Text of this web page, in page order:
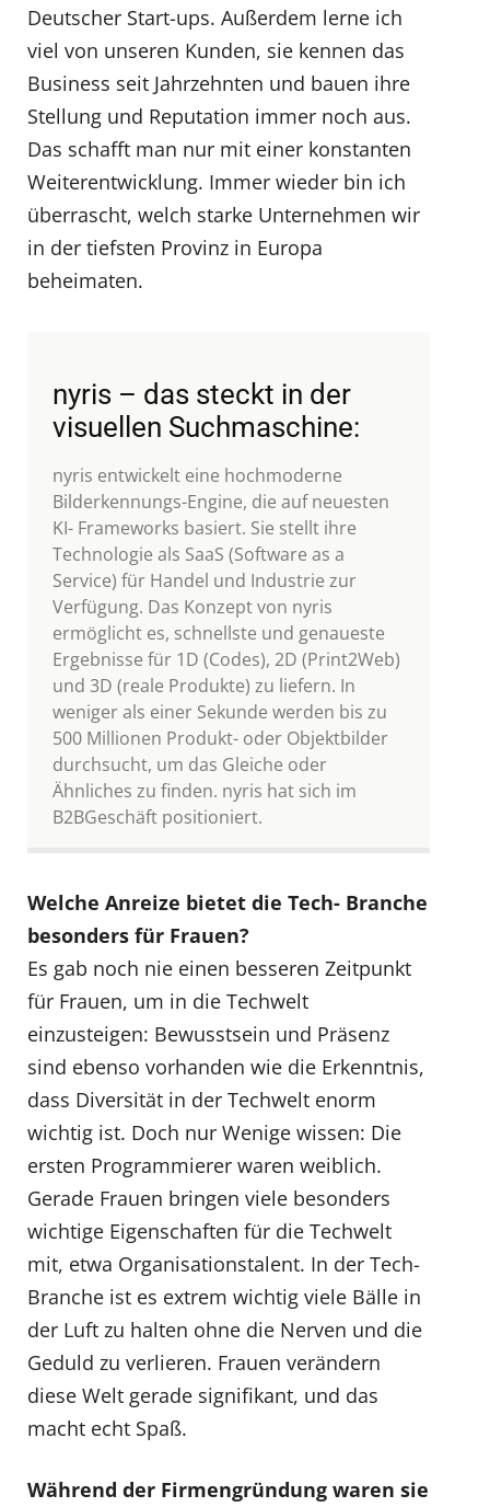
Deutscher Start-ups. Außerdem lerne ich
viel von unseren Kunden, sie kennen das
Business seit Jahrzehnten und bauen ihre
Stellung und Reputation immer noch aus.
Das schafft man nur mit einer konstanten
Weiterentwicklung. Immer wieder bin ich
überrascht, welch starke Unternehmen wir
in der tiefsten Provinz in Europa
beheimaten.
nyris – das steckt in der
visuellen Suchmaschine:
nyris entwickelt eine hochmoderne
Bilderkennungs-Engine, die auf neuesten
KI- Frameworks basiert. Sie stellt ihre
Technologie als SaaS (Software as a
Service) für Handel und Industrie zur
Verfügung. Das Konzept von nyris
ermöglicht es, schnellste und genaueste
Ergebnisse für 1D (Codes), 2D (Print2Web)
und 3D (reale Produkte) zu liefern. In
weniger als einer Sekunde werden bis zu
500 Millionen Produkt- oder Objektbilder
durchsucht, um das Gleiche oder
Ähnliches zu finden. nyris hat sich im
B2BGeschäft positioniert.
Welche Anreize bietet die Tech- Branche
besonders für Frauen?
Es gab noch nie einen besseren Zeitpunkt
für Frauen, um in die Techwelt
einzusteigen: Bewusstsein und Präsenz
sind ebenso vorhanden wie die Erkenntnis,
dass Diversität in der Techwelt enorm
wichtig ist. Doch nur Wenige wissen: Die
ersten Programmierer waren weiblich.
Gerade Frauen bringen viele besonders
wichtige Eigenschaften für die Techwelt
mit, etwa Organisationstalent. In der Tech-
Branche ist es extrem wichtig viele Bälle in
der Luft zu halten ohne die Nerven und die
Geduld zu verlieren. Frauen verändern
diese Welt gerade signifikant, und das
macht echt Spaß.
Während der Firmengründung waren sie